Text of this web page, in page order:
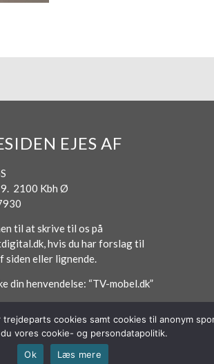
EJES AF
2100 Kbh Ø
til at skrive til os på
hvis du har forslag til
siden eller lignende.
din henvendelse: “TV-mobel.dk”
cookies samt cookies til anonym
vores cookie- og persondatapolitik.
Ok
Læs mere